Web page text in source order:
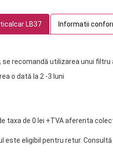
LB37 Informatii
se recomandă utilizarea unui
o dată la 2 -3 luni
taxa de 0 lei +TVA aferenta
este eligibil pentru retur. Consultă